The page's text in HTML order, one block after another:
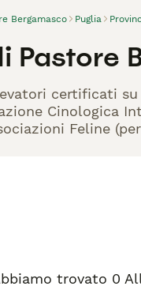
Bergamasco Puglia
Pastore
certificati
Cinologica
Feline
trovato 0